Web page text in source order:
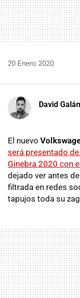
20 Enero 2020
David Galán
El nuevo
será presentado
Ginebra 2020 con
dejado ver antes
filtrada en redes
tapujos toda su